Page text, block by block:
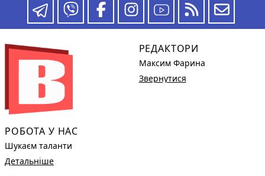
РОБОТА У НАС
Шукаєм таланти
Детальніше
РЕДАКТОРИ
Максим Фарина
Звернутися